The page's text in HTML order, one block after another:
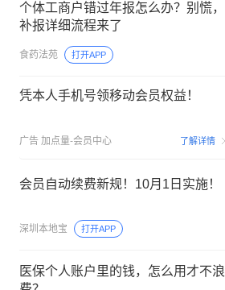
个体工商户错过年报怎么办？别慌，
补报详细流程来了
食药法苑 打开APP
凭本人手机号领移动会员权益！
广告 加点量-会员中心 了解详情
会员自动续费新规！10月1日实施！
深圳本地宝 打开APP
医保个人账户里的钱，怎么用才不浪